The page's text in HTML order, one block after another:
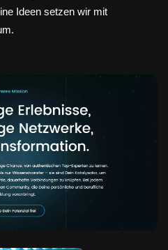
Ideen setzen wir mit